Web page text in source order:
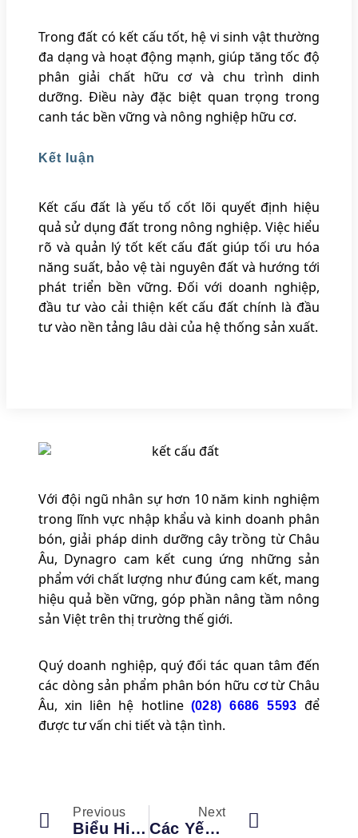
Trong đất có kết cấu tốt, hệ vi sinh vật thường
đa dạng và hoạt động mạnh, giúp tăng tốc độ
phân giải chất hữu cơ và chu trình dinh
dưỡng. Điều này đặc biệt quan trọng trong
canh tác bền vững và nông nghiệp hữu cơ.
Kết luận
Kết cấu đất là yếu tố cốt lõi quyết định hiệu
quả sử dụng đất trong nông nghiệp. Việc hiểu
rõ và quản lý tốt kết cấu đất giúp tối ưu hóa
năng suất, bảo vệ tài nguyên đất và hướng tới
phát triển bền vững. Đối với doanh nghiệp,
đầu tư vào cải thiện kết cấu đất chính là đầu
tư vào nền tảng lâu dài của hệ thống sản xuất.
Với đội ngũ nhân sự hơn 10 năm kinh nghiệm
trong lĩnh vực nhập khẩu và kinh doanh phân
bón, giải pháp dinh dưỡng cây trồng từ Châu
Âu, Dynagro cam kết cung ứng những sản
phẩm với chất lượng như đúng cam kết, mang
hiệu quả bền vững, góp phần nâng tầm nông
sản Việt trên thị trường thế giới.
Quý doanh nghiệp, quý đối tác quan tâm đến
các dòng sản phẩm phân bón hữu cơ từ Châu
Âu, xin liên hệ hotline (028) 6686 5593 để
được tư vấn chi tiết và tận tình.
Previous
Biểu Hiện Và Cách Xử Lý Ngộ Độc Dinh Dưỡng Ở Cây Trồng
Next
Các Yếu Tố Nào Làm Tăng Độ Chua Trong Đất?